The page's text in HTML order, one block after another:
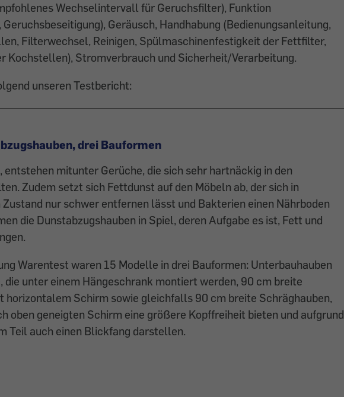
Wechselintervall für Geruchsfilter), Funktion
Geräusch, Handhabung (Bedienungsanleitung,
Filterwechsel, Reinigen, Spülmaschinenfestigkeit der Fettfilter,
Kochstellen), Stromverbrauch und Sicherheit/Verarbeitung.
unseren Testbericht:
drei Bauformen
entstehen mitunter Gerüche, die sich sehr hartnäckig in den
Zudem setzt sich Fettdunst auf den Möbeln ab, der sich in
nur schwer entfernen lässt und Bakterien einen Nährboden
die Dunstabzugshauben in Spiel, deren Aufgabe es ist, Fett und
Warentest waren 15 Modelle in drei Bauformen: Unterbauhauben
die unter einem Hängeschrank montiert werden, 90 cm breite
horizontalem Schirm sowie gleichfalls 90 cm breite Schräghauben,
oben geneigten Schirm eine größere Kopffreiheit bieten und aufgrund
Teil auch einen Blickfang darstellen.